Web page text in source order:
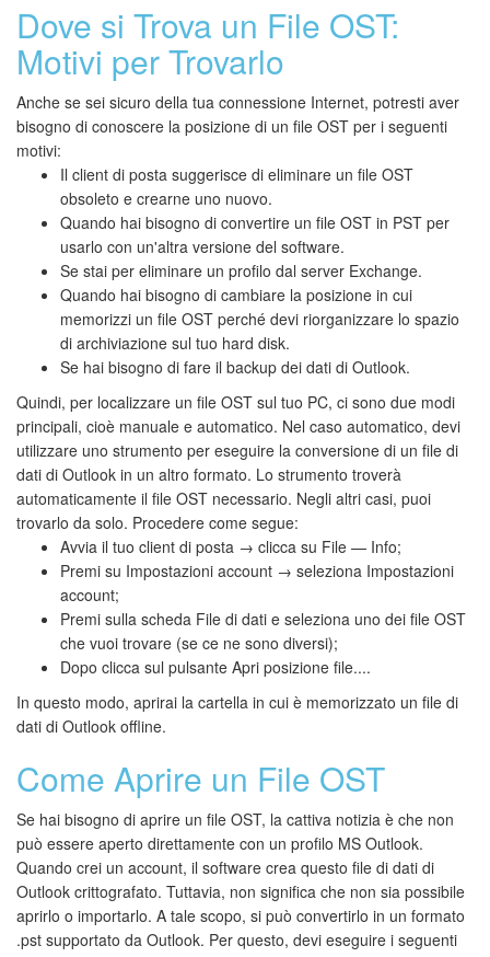
Dove si Trova un File OST:
Motivi per Trovarlo
Anche se sei sicuro della tua connessione Internet, potresti aver
bisogno di conoscere la posizione di un file OST per i seguenti
motivi:
Il client di posta suggerisce di eliminare un file OST
obsoleto e crearne uno nuovo.
Quando hai bisogno di convertire un file OST in PST per
usarlo con un'altra versione del software.
Se stai per eliminare un profilo dal server Exchange.
Quando hai bisogno di cambiare la posizione in cui
memorizzi un file OST perché devi riorganizzare lo spazio
di archiviazione sul tuo hard disk.
Se hai bisogno di fare il backup dei dati di Outlook.
Quindi, per localizzare un file OST sul tuo PC, ci sono due modi
principali, cioè manuale e automatico. Nel caso automatico, devi
utilizzare uno strumento per eseguire la conversione di un file di
dati di Outlook in un altro formato. Lo strumento troverà
automaticamente il file OST necessario. Negli altri casi, puoi
trovarlo da solo. Procedere come segue:
Avvia il tuo client di posta → clicca su File — Info;
Premi su Impostazioni account → seleziona Impostazioni
account;
Premi sulla scheda File di dati e seleziona uno dei file OST
che vuoi trovare (se ce ne sono diversi);
Dopo clicca sul pulsante Apri posizione file....
In questo modo, aprirai la cartella in cui è memorizzato un file di
dati di Outlook offline.
Come Aprire un File OST
Se hai bisogno di aprire un file OST, la cattiva notizia è che non
può essere aperto direttamente con un profilo MS Outlook.
Quando crei un account, il software crea questo file di dati di
Outlook crittografato. Tuttavia, non significa che non sia possibile
aprirlo o importarlo. A tale scopo, si può convertirlo in un formato
.pst supportato da Outlook. Per questo, devi eseguire i seguenti